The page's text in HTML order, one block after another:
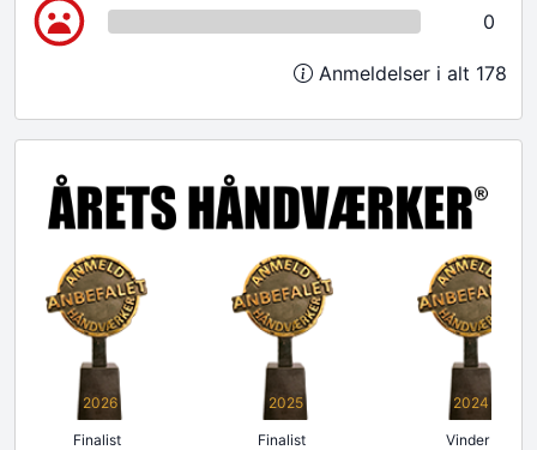
0
Anmeldelser i alt 178
2026
Finalist
2025
Finalist
2024
Vinder